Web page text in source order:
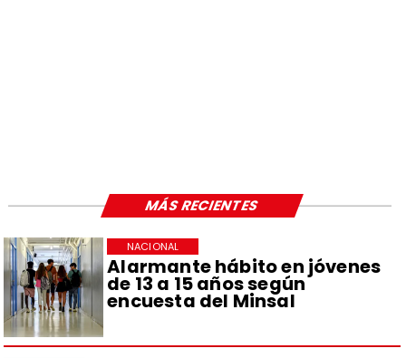
Alarmante hábito en jóvenes
de 13 a 15 años según
encuesta del Minsal
NACIONAL
MÁS RECIENTES